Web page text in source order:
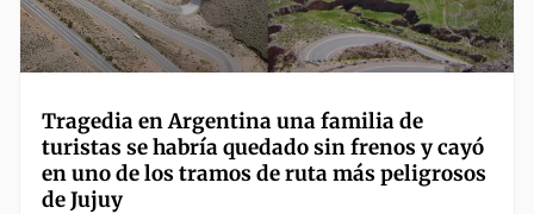
Tragedia en Argentina una familia de
turistas se habría quedado sin frenos y cayó
en uno de los tramos de ruta más peligrosos
de Jujuy